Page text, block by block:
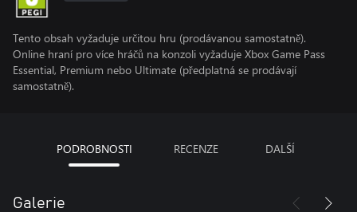
Tento obsah vyžaduje určitou hru (prodávanou samostatně).
Online hraní pro více hráčů na konzoli vyžaduje Xbox Game Pass
Essential, Premium nebo Ultimate (předplatná se prodávají
samostatně).
PODROBNOSTI RECENZE DALŠÍ
Galerie